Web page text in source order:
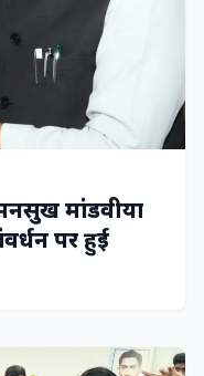
मनसुख मांडवीया
पर हुई